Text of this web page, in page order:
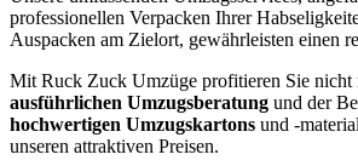
professionellen Verpacken Ihrer
Auspacken am Zielort, gewährleisten einen
Mit Ruck Zuck Umzüge profitieren Sie nicht
ausführlichen Umzugsberatung und der
hochwertigen Umzugskartons und -
unseren attraktiven Preisen.